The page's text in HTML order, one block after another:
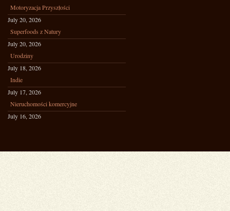
Motoryzacja Przyszłości
July 20, 2026
Superfoods z Natury
July 20, 2026
Urodziny
July 18, 2026
Indie
July 17, 2026
Nieruchomości komercyjne
July 16, 2026